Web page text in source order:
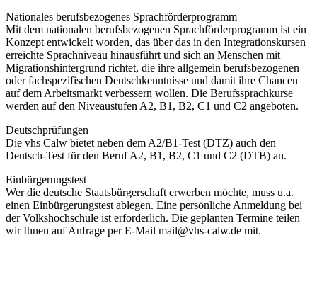
Nationales berufsbezogenes Sprachförderprogramm
Mit dem nationalen berufsbezogenen Sprachförderprogramm ist ein
Konzept entwickelt worden, das über das in den Integrationskursen
erreichte Sprachniveau hinausführt und sich an Menschen mit
Migrationshintergrund richtet, die ihre allgemein berufsbezogenen
oder fachspezifischen Deutschkenntnisse und damit ihre Chancen
auf dem Arbeitsmarkt verbessern wollen. Die Berufssprachkurse
werden auf den Niveaustufen A2, B1, B2, C1 und C2 angeboten.
Deutschprüfungen
Die vhs Calw bietet neben dem A2/B1-Test (DTZ) auch den
Deutsch-Test für den Beruf A2, B1, B2, C1 und C2 (DTB) an.
Einbürgerungstest
Wer die deutsche Staatsbürgerschaft erwerben möchte, muss u.a.
einen Einbürgerungstest ablegen. Eine persönliche Anmeldung bei
der Volkshochschule ist erforderlich. Die geplanten Termine teilen
wir Ihnen auf Anfrage per E-Mail mail@vhs-calw.de mit.